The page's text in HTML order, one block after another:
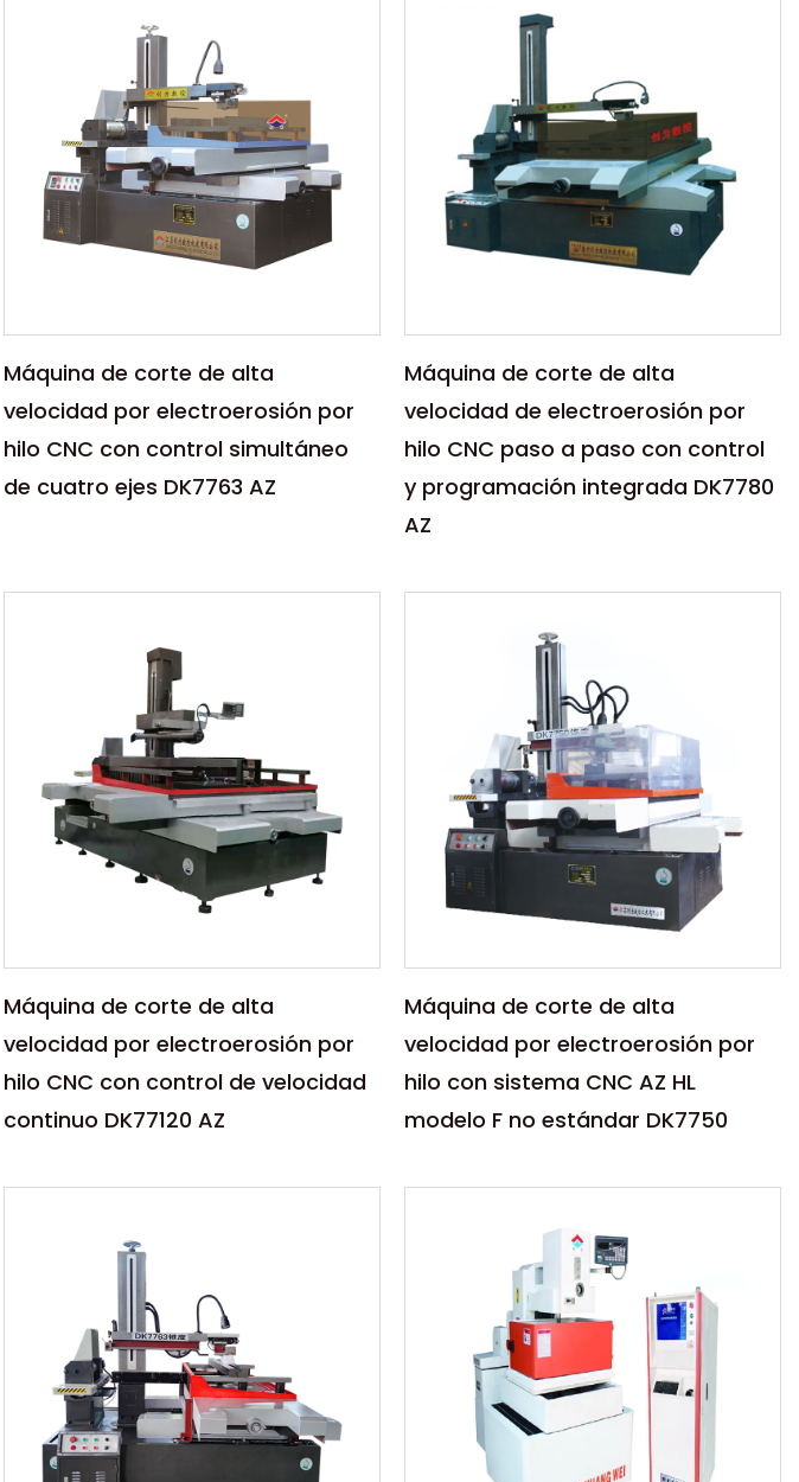
CNC EDM de Alta Precisión
DK7745FZ es una herramienta
diseñada para ...
LEER MÁS
velocidad por electroerosión por
hilo CNC paso a paso de
rendimiento ...
LEER MÁS
hilo CNC paso a paso con control
Máquina de corte de alta
velocidad por electroerosión por
hilo CNC con control simultáneo
de cuatro ejes DK7763 AZ
Parámetros:
hilo CNC con control y
programación ...
LEER MÁS
Máquina de corte de alta
velocidad de electroerosión por
hilo CNC paso a paso con control
y programación integrada DK7780
AZ
velocidad por electroerosión por
hilo CNC con control continuo de
LEER MÁS
Máquina de corte de alta
velocidad por electroerosión por
hilo CNC con control de velocidad
continuo DK77120 AZ
velocidad por electroerosión por
hilo con sistema CNC DK7750 no
LEER MÁS
Máquina de corte de alta
velocidad por electroerosión por
hilo con sistema CNC AZ HL
modelo F no estándar DK7750